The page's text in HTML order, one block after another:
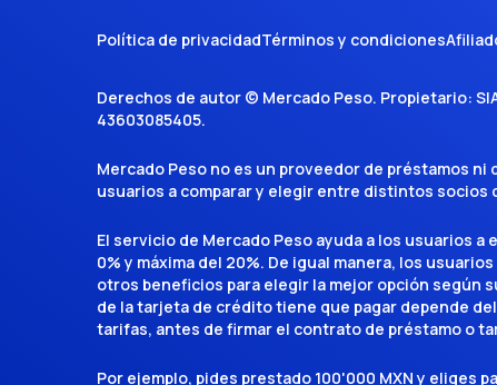
Política de privacidadTérminos y condiciones
Derechos de autor © Mercado Peso. Propietario:
43603085405.
Mercado Peso no es un proveedor de préstamos
usuarios a comparar y elegir entre distintos
El servicio de Mercado Peso ayuda a los usuarios
0% y máxima del 20%. De igual manera, los
otros beneficios para elegir la mejor opción según
de la tarjeta de crédito tiene que pagar depende
tarifas, antes de firmar el contrato de préstamo o
Por ejemplo, pides prestado 100'000 MXN y eliges